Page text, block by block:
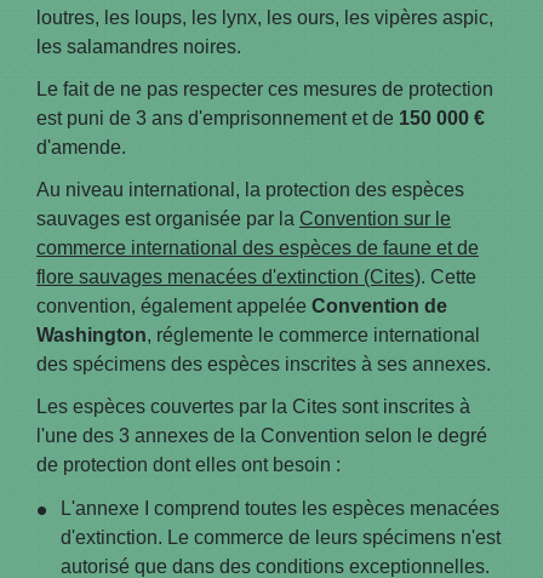
loutres, les loups, les lynx, les ours, les vipères aspic,
les salamandres noires.
Le fait de ne pas respecter ces mesures de protection
est puni de 3 ans d'emprisonnement et de 150 000 €
d'amende.
Au niveau international, la protection des espèces
sauvages est organisée par la Convention sur le
commerce international des espèces de faune et de
flore sauvages menacées d'extinction (Cites). Cette
convention, également appelée Convention de
Washington, réglemente le commerce international
des spécimens des espèces inscrites à ses annexes.
Les espèces couvertes par la Cites sont inscrites à
l'une des 3 annexes de la Convention selon le degré
de protection dont elles ont besoin :
L'annexe I comprend toutes les espèces menacées
d'extinction. Le commerce de leurs spécimens n'est
autorisé que dans des conditions exceptionnelles.